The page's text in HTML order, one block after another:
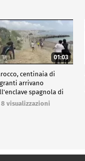
01:03
centinaia di
arrivano
spagnola di
8 visualizzazioni